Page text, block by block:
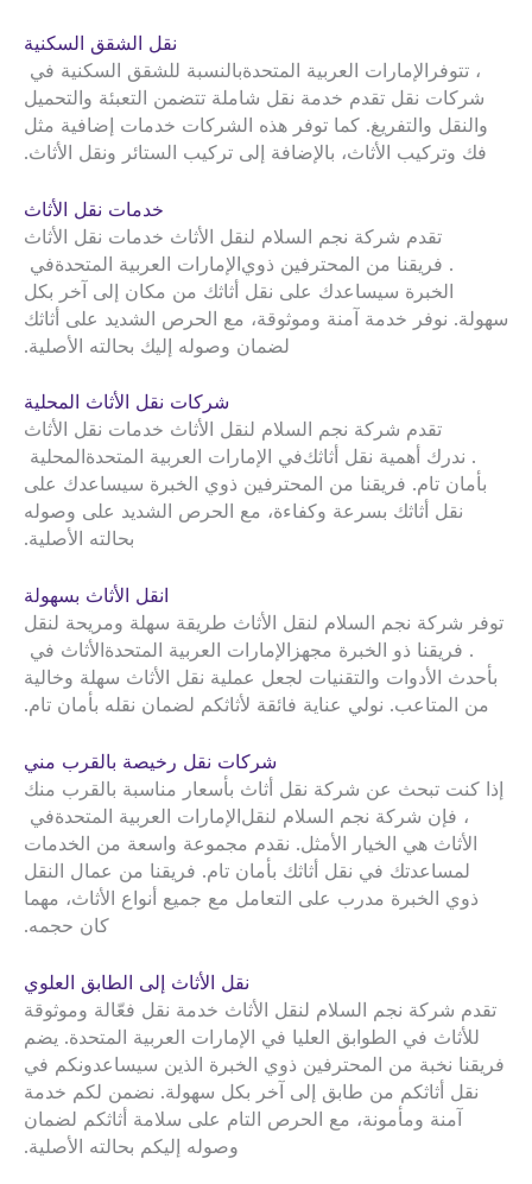
نقل الشقق السكنية
بالنسبة للشقق السكنية فيالإمارات العربية المتحدة ، تتوفر
شركات نقل تقدم خدمة نقل شاملة تتضمن التعبئة والتحميل
والنقل والتفريغ. كما توفر هذه الشركات خدمات إضافية مثل
فك وتركيب الأثاث، بالإضافة إلى تركيب الستائر ونقل الأثاث.
خدمات نقل الأثاث
تقدم شركة نجم السلام لنقل الأثاث خدمات نقل الأثاث
فيالإمارات العربية المتحدة . فريقنا من المحترفين ذوي
الخبرة سيساعدك على نقل أثاثك من مكان إلى آخر بكل
سهولة. نوفر خدمة آمنة وموثوقة، مع الحرص الشديد على أثاثك
لضمان وصوله إليك بحالته الأصلية.
شركات نقل الأثاث المحلية
تقدم شركة نجم السلام لنقل الأثاث خدمات نقل الأثاث
المحلية في الإمارات العربية المتحدة. ندرك أهمية نقل أثاثك
بأمان تام. فريقنا من المحترفين ذوي الخبرة سيساعدك على
نقل أثاثك بسرعة وكفاءة، مع الحرص الشديد على وصوله
بحالته الأصلية.
انقل الأثاث بسهولة
توفر شركة نجم السلام لنقل الأثاث طريقة سهلة ومريحة لنقل
الأثاث في الإمارات العربية المتحدة . فريقنا ذو الخبرة مجهز
بأحدث الأدوات والتقنيات لجعل عملية نقل الأثاث سهلة وخالية
من المتاعب. نولي عناية فائقة لأثاثكم لضمان نقله بأمان تام.
شركات نقل رخيصة بالقرب مني
إذا كنت تبحث عن شركة نقل أثاث بأسعار مناسبة بالقرب منك
فيالإمارات العربية المتحدة ، فإن شركة نجم السلام لنقل
الأثاث هي الخيار الأمثل. نقدم مجموعة واسعة من الخدمات
لمساعدتك في نقل أثاثك بأمان تام. فريقنا من عمال النقل
ذوي الخبرة مدرب على التعامل مع جميع أنواع الأثاث، مهما
كان حجمه.
نقل الأثاث إلى الطابق العلوي
تقدم شركة نجم السلام لنقل الأثاث خدمة نقل فعّالة وموثوقة
للأثاث في الطوابق العليا في الإمارات العربية المتحدة. يضم
فريقنا نخبة من المحترفين ذوي الخبرة الذين سيساعدونكم في
نقل أثاثكم من طابق إلى آخر بكل سهولة. نضمن لكم خدمة
آمنة ومأمونة، مع الحرص التام على سلامة أثاثكم لضمان
وصوله إليكم بحالته الأصلية.